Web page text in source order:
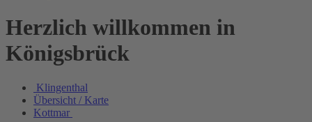
Herzlich willkommen in
Königsbrück
Klingenthal
Übersicht / Karte
Kottmar